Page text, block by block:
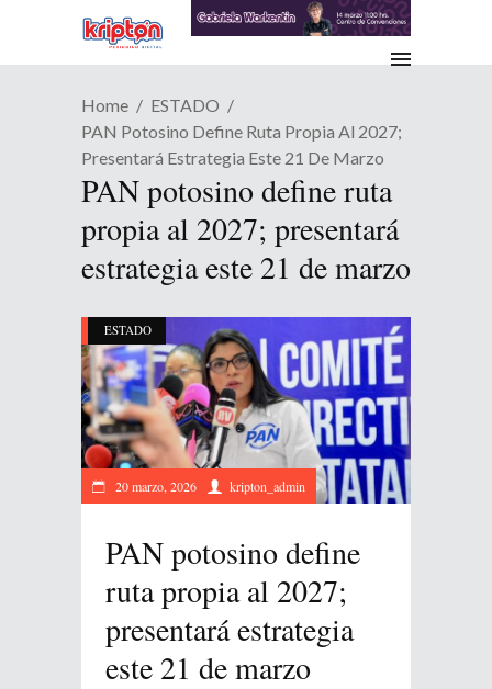
Home
ESTADO
PAN Potosino Define Ruta Propia Al 2027;
Presentará Estrategia Este 21 De Marzo
PAN potosino define ruta
propia al 2027; presentará
estrategia este 21 de marzo
ESTADO
20 marzo, 2026 kripton_admin
PAN potosino define
ruta propia al 2027;
presentará estrategia
este 21 de marzo